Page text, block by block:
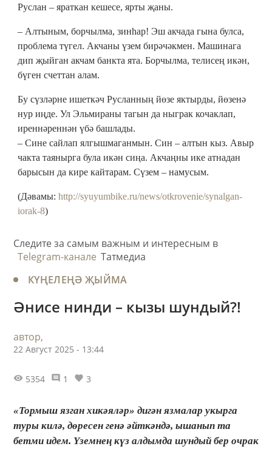
Руслан – яраткан кешесе, ярты җаны.
– Алтыным, борчылма, зинһар! Эш акчада гына булса,
проблема түгел. Акчаны үзем бирәчәкмен. Машинага
дип җыйган акчам банкта ята. Борчылма, телисең икән,
бүген счеттан алам.
Бу сүзләрне ишеткәч Русланның йөзе яктырды, йөзенә
нур иңде. Ул Эльмираны тагын да ныграк кочаклап,
иреннәреннән үбә башлады.
– Сине сайлап ялгышмаганмын. Син – алтын кыз. Авыр
чакта таянырга була икән сиңа. Акчаңны ике атнадан
барысын да кире кайтарам. Сүзем – намусым.
(Дәвамы: http://syuyumbike.ru/news/otkrovenie/synalgan-
iorak-8)
Следите за самым важным и интересным в
Telegram-канале Татмедиа
КҮҢЕЛЕҢӘ ҖЫЙМА
Әнисе нинди – кызы шундый?!
автор,
22 Август 2025 - 13:44
5354 1 3
«Тормыш язган хикәяләр» дигән язмалар укырга
туры килә, дөресен генә әйткәндә, ышанып та
бетми идем. Үземнең күз алдымда шундый бер очрак